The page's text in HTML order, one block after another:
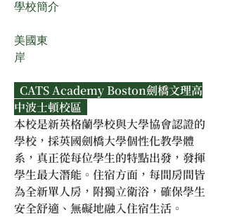
學校簡介
美國東
岸
中波士頓校區
本校是新英格蘭學校與大學協會認證的
學校，採英國劍橋大學個性化教學體
系，真正從每位學生的特點出發，發揮
學生最大潛能。住宿方面，每間房間皆
為全新單人房，附獨立衛浴，確保學生
安全舒適、無礙地融入住宿生活。